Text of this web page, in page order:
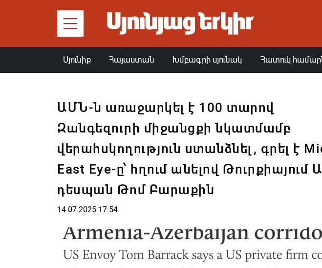
Սյունիք Հայաստան Խմբագրի սյունակ Հատուկ
ԱՄՆ-ն առաջարկել է 100 տարով
Զանգեզուրի միջանցքի նկատմամբ
վերահսկողություն ստանձնել, գրել է
East Eye-ը՝ հղում անելով Թուրքիայում
դեսպան Թոմ Բարաքին
14.07.2025 17:54